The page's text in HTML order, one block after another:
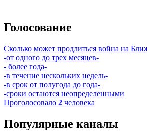
Голосование
Сколько может продлиться война на
-от одного до трех месяцев-
- более года-
-в течение нескольких недель-
-в срок от полугода до года-
-сроки остаются неопределенными
Проголосовало 2 человека
Популярные каналы